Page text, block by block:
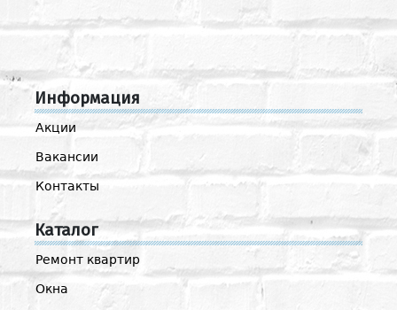
Информация
Акции
Вакансии
Контакты
Каталог
Ремонт квартир
Окна